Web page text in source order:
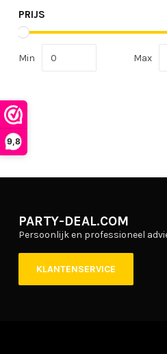
9,8
PRIJS
Min Max
PARTY-DEAL.COM
Persoonlijk en professioneel
KLANTENSERVICE